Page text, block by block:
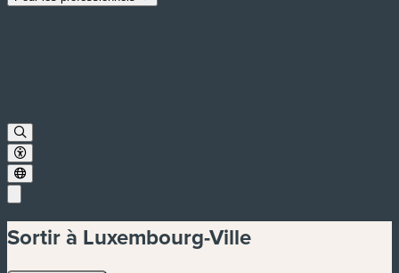
Sortir à Luxembourg-Ville